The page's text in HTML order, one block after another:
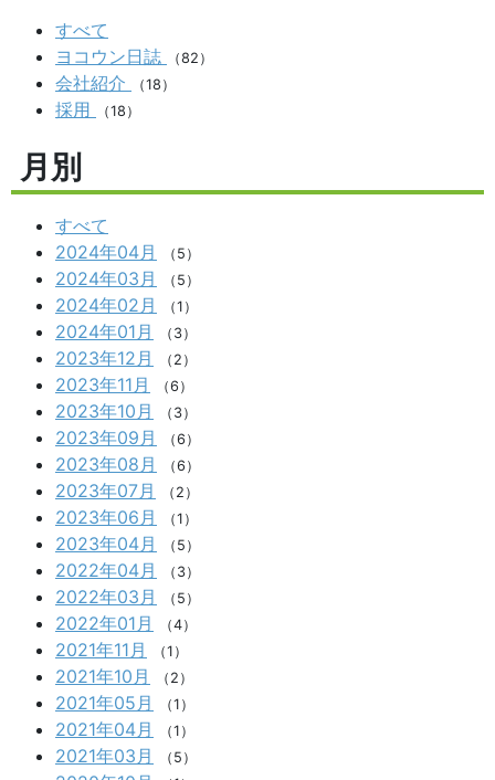
すべて
ヨコウン日誌
（82）
会社紹介 （18）
採用 （18）
月別
すべて
2024年04月
（5）
2024年03月 （5）
2024年02月 （1）
2024年01月 （3）
2023年12月 （2）
2023年11月 （6）
2023年10月 （3）
2023年09月 （6）
2023年08月 （6）
2023年07月 （2）
2023年06月 （1）
2023年04月 （5）
2022年04月 （3）
2022年03月 （5）
2022年01月 （4）
2021年11月 （1）
2021年10月 （2）
2021年05月 （1）
2021年04月 （1）
2021年03月 （5）